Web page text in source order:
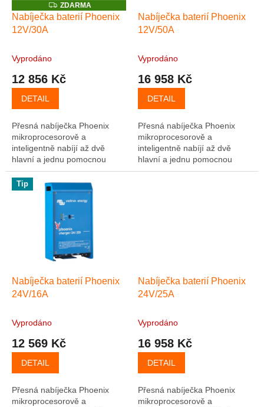
Z
D
A
ZDARMA
Nabíječka baterií Phoenix
12V/30A
Vyprodáno
12 856 Kč
DETAIL
Přesná nabíječka Phoenix
mikroprocesorově a
inteligentně nabíjí až dvě
hlavní a jednu pomocnou
(startovací) baterii. Vhodné
pro všechny typy akumulátorů,
možnost individuálního...
Nabíječka baterií Phoenix
12V/50A
Vyprodáno
16 958 Kč
DETAIL
Přesná nabíječka Phoenix
mikroprocesorově a
inteligentně nabíjí až dvě
hlavní a jednu pomocnou
(startovací) baterii. Vhodné
Tip
Nabíječka baterií Phoenix
24V/16A
Vyprodáno
12 569 Kč
DETAIL
Přesná nabíječka Phoenix
mikroprocesorově a
Nabíječka baterií Phoenix
24V/25A
Vyprodáno
16 958 Kč
DETAIL
Přesná nabíječka Phoenix
mikroprocesorově a